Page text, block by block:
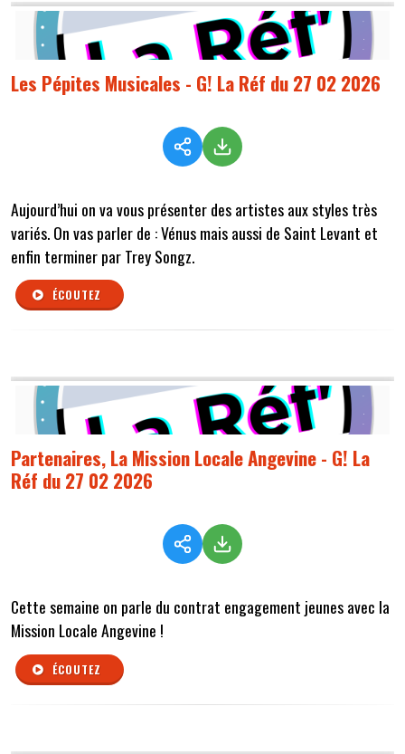
Les Pépites Musicales - G! La Réf du 27 02 2026
Aujourd’hui on va vous présenter des artistes aux styles très
variés. On vas parler de : Vénus mais aussi de Saint Levant et
enfin terminer par Trey Songz.
ÉCOUTEZ
Partenaires, La Mission Locale Angevine - G! La
Réf du 27 02 2026
Cette semaine on parle du contrat engagement jeunes avec la
Mission Locale Angevine !
ÉCOUTEZ